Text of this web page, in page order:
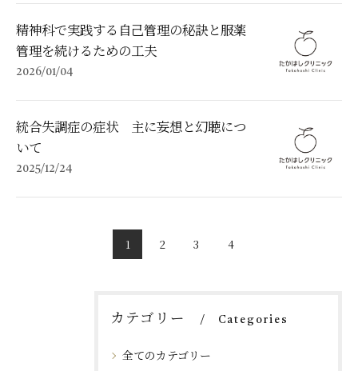
精神科で実践する自己管理の秘訣と服薬
管理を続けるための工夫
2026/01/04
統合失調症の症状 主に妄想と幻聴につ
いて
2025/12/24
1 2 3 4
カテゴリー Categories
全てのカテゴリー